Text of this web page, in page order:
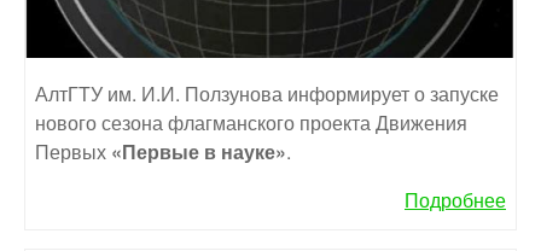
АлтГТУ им. И.И. Ползунова информирует о запуске
нового сезона флагманского проекта Движения
Первых «Первые в науке».
Подробнее